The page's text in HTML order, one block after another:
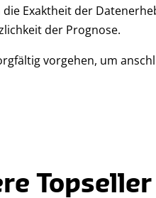
Exaktheit der
der Prognose.
vorgehen, um